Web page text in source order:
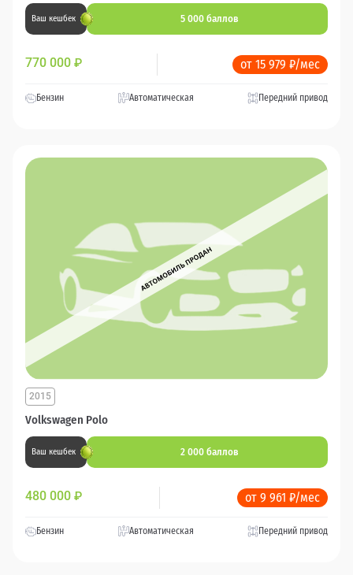
Ваш кешбек 5 000 баллов
770 000 ₽ от 15 979 ₽/мес
Бензин Автоматическая Передний привод
Volkswagen Polo
2015
Ваш кешбек 2 000 баллов
480 000 ₽ от 9 961 ₽/мес
Бензин Автоматическая Передний привод